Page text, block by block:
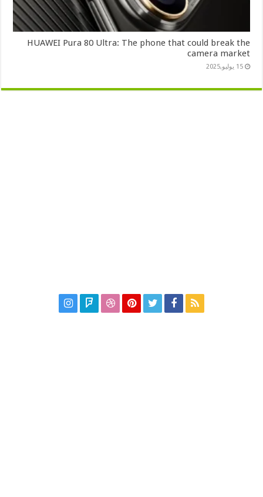
HUAWEI Pura 80 Ultra: The phone that could break the
camera market
15 يوليو,2025